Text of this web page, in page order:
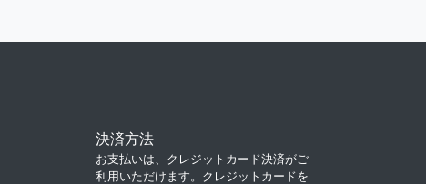
決済方法
お支払いは、クレジットカード決済がご
利用いただけます。クレジットカードを